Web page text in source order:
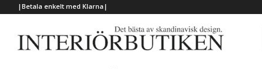
|Betala enkelt med Klarna|